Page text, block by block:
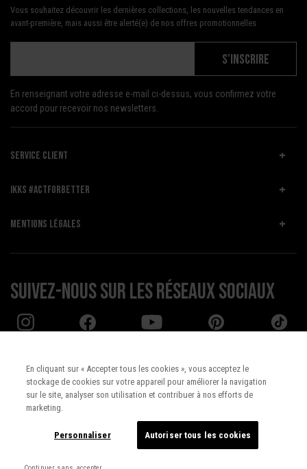
Vous souhaitez découvrir les dernières collections, les nouvelles tendances en
avant-première, mais aussi être alerté(e) de nos offres promotionnelles
S'INSCRIRE
En renseignant votre adresse e-mail ci-dessus, vous confirmez votre
accord pour recevoir nos newsletters.
SERVICE CLIENT
IKKS #ACTFORBETTER
MENTIONS LÉGALES
Suivez-nous sur les réseaux sociaux
Pays : UNITED STATES
Français
En cliquant sur « Accepter tous les cookies », vous acceptez le
stockage de cookies sur votre appareil pour améliorer la navigation
sur le site, analyser son utilisation et contribuer à nos efforts de
marketing.
Personnaliser Autoriser tous les cookies